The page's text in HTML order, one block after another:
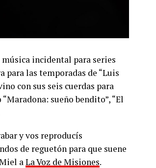
incidental para series
para las temporadas de “Luis
con sus seis cuerdas para
sueño bendito”, “El
y vos reproducís
de reguetón para que suene
aLa Voz de Misiones.